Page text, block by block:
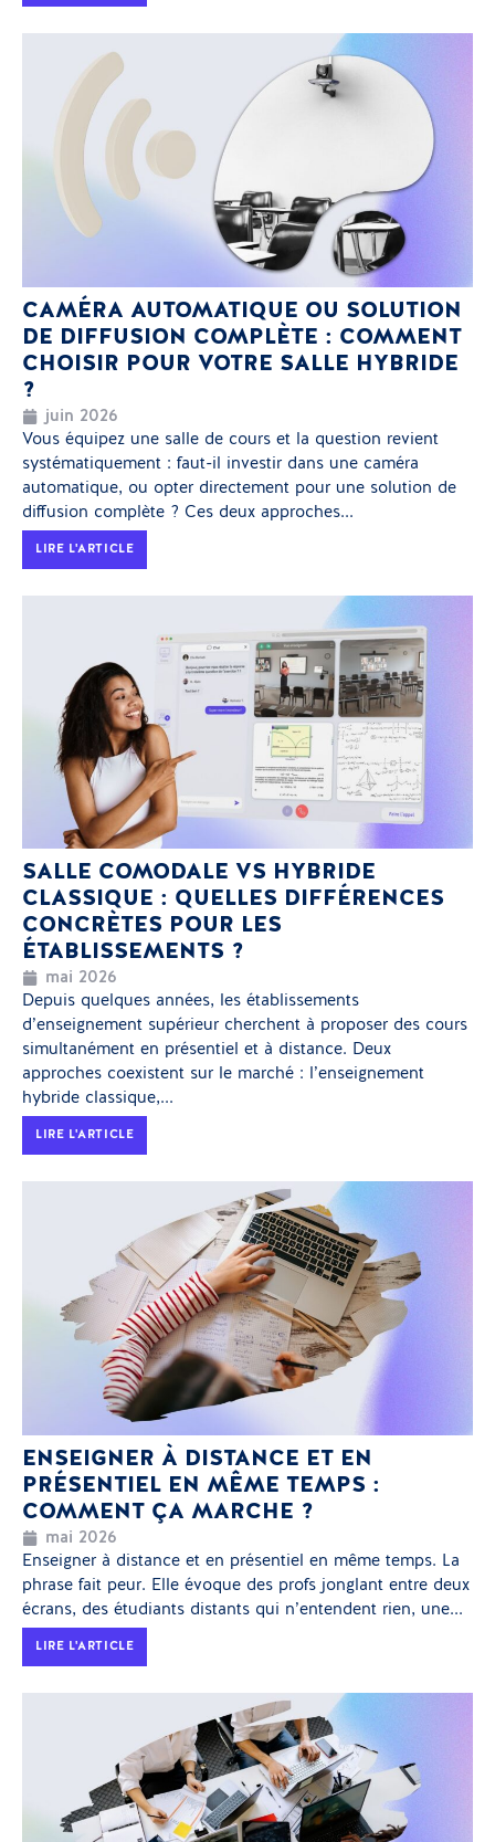
CAMÉRA AUTOMATIQUE OU SOLUTION
DE DIFFUSION COMPLÈTE : COMMENT
CHOISIR POUR VOTRE SALLE HYBRIDE
?
juin 2026
Vous équipez une salle de cours et la question revient
systématiquement : faut-il investir dans une caméra
automatique, ou opter directement pour une solution de
diffusion complète ? Ces deux approches...
LIRE L'ARTICLE
SALLE COMODALE VS HYBRIDE
CLASSIQUE : QUELLES DIFFÉRENCES
CONCRÈTES POUR LES
ÉTABLISSEMENTS ?
mai 2026
Depuis quelques années, les établissements
d’enseignement supérieur cherchent à proposer des cours
simultanément en présentiel et à distance. Deux
approches coexistent sur le marché : l’enseignement
hybride classique,...
LIRE L'ARTICLE
ENSEIGNER À DISTANCE ET EN
PRÉSENTIEL EN MÊME TEMPS :
COMMENT ÇA MARCHE ?
mai 2026
Enseigner à distance et en présentiel en même temps. La
phrase fait peur. Elle évoque des profs jonglant entre deux
écrans, des étudiants distants qui n’entendent rien, une...
LIRE L'ARTICLE